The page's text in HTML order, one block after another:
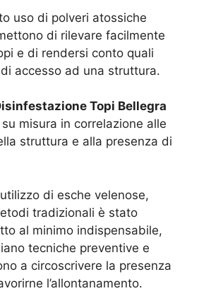
uso di polveri atossiche
di rilevare facilmente
e di rendersi conto quali
accesso ad una struttura.
Topi Bellegra
misura in correlazione alle
struttura e alla presenza di
di esche velenose,
tradizionali è stato
al minimo indispensabile,
tecniche preventive e
a circoscrivere la presenza
l’allontanamento.